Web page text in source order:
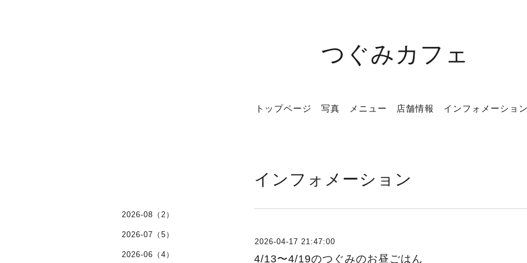
つぐみカフェ
トップページ 写真 メニュー 店舗情報 インフォメーショ
インフォメーション
2026-04-17 21:47:00
4/13〜4/19のつぐみのお昼ごはん
2026-08（2）
2026-07（5）
2026-06（4）